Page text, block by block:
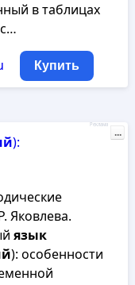
в таблицах
Купить
):
Яковлева.
язык
): особенности
Реклама
...